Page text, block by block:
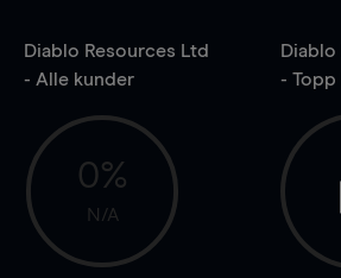
Diablo Resources Ltd
- Alle kunder
0%
N/A
Diablo
- Topp